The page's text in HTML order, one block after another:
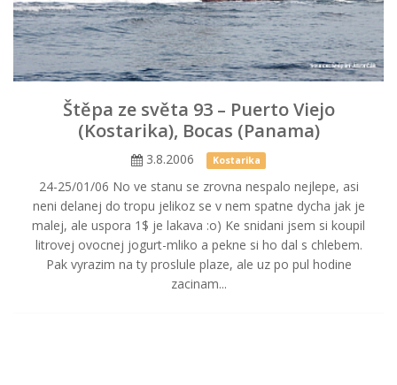
Štěpa ze světa 93 – Puerto Viejo
(Kostarika), Bocas (Panama)
3.8.2006 Kostarika
24-25/01/06 No ve stanu se zrovna nespalo nejlepe, asi
neni delanej do tropu jelikoz se v nem spatne dycha jak je
malej, ale uspora 1$ je lakava :o) Ke snidani jsem si koupil
litrovej ovocnej jogurt-mliko a pekne si ho dal s chlebem.
Pak vyrazim na ty proslule plaze, ale uz po pul hodine
zacinam...